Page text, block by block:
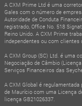
A CXM Prime Ltd é uma
Gales com o número de
Autoridade de Conduta
registrado, Office No. 518
Reino Unido. A CXM Prime
independentes ou com clientes
A CXM Group (SC) Ltd. é uma
Negociação de Câmbio
Serviços Financeiros das
A CXM Global é
de Maurício com uma Licença
licença GB21026337.